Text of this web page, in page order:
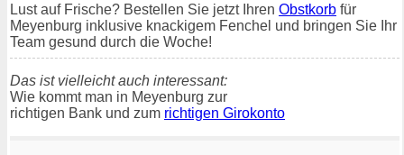
Lust auf Frische? Bestellen Sie jetzt Ihren Obstkorb für
Meyenburg inklusive knackigem Fenchel und bringen Sie Ihr
Team gesund durch die Woche!
Das ist vielleicht auch interessant:
Wie kommt man in Meyenburg zur
richtigen Bank und zum richtigen Girokonto